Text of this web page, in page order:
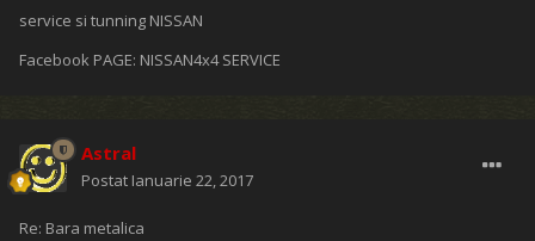
service si tunning NISSAN
Facebook PAGE: NISSAN4x4 SERVICE
Astral
Postat Ianuarie 22, 2017
Re: Bara metalica